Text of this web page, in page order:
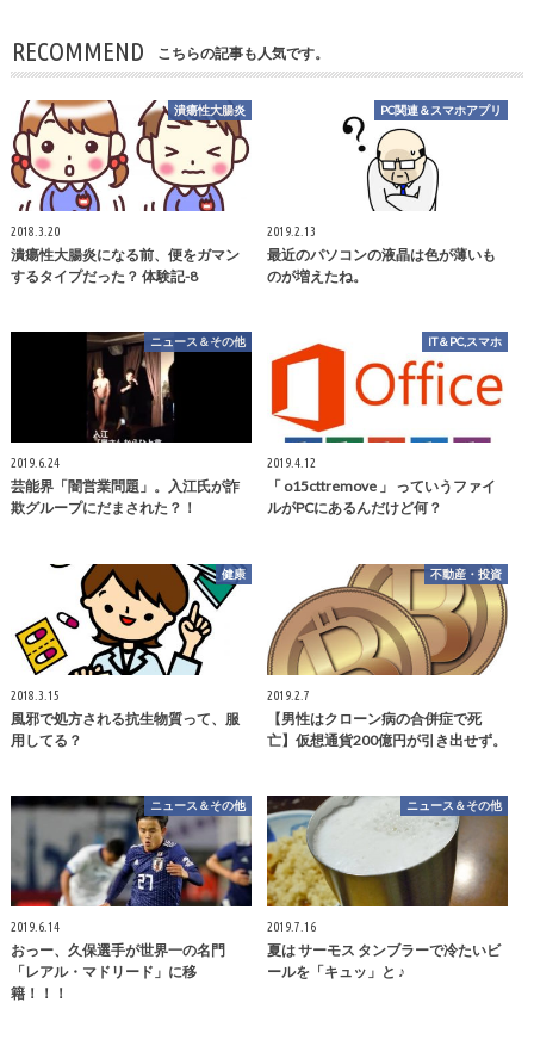
RECOMMEND こちらの記事も人気です。
潰瘍性大腸炎
2018.3.20
潰瘍性大腸炎になる前、便をガマン
するタイプだった？ 体験記-8
PC関連＆スマホアプリ
2019.2.13
最近のパソコンの液晶は色が薄いも
のが増えたね。
ニュース＆その他
2019.6.24
芸能界「闇営業問題」。入江氏が詐
欺グループにだまされた？！
IT＆PC,スマホ
2019.4.12
「 o15cttremove 」 っていうファイ
ルがPCにあるんだけど何？
健康
2018.3.15
風邪で処方される抗生物質って、服
用してる？
不動産・投資
2019.2.7
【男性はクローン病の合併症で死
亡】仮想通貨200億円が引き出せず。
ニュース＆その他
2019.6.14
おっー、久保選手が世界一の名門
「レアル・マドリード」に移
籍！！！
ニュース＆その他
2019.7.16
夏は サーモス タンブラーで冷たいビ
ールを「キュッ」と ♪